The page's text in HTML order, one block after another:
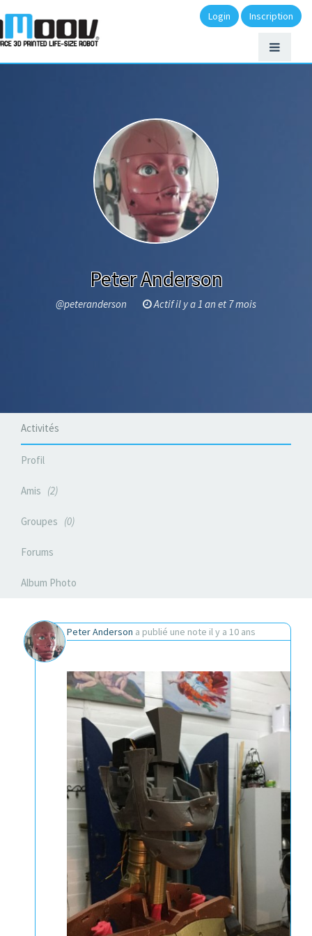
Login Inscription
Peter Anderson
@peteranderson Actif il y a 1 an et 7 mois
Activités
Profil
Amis 2
Groupes 0
Forums
Album Photo
Peter Anderson a publié une note il y a 10 ans